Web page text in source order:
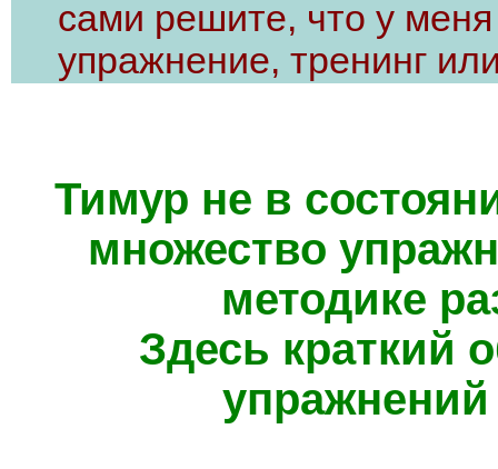
сами решите, что у
упражнение, тренинг
Тимур не в
множество
методике
Здесь краткий